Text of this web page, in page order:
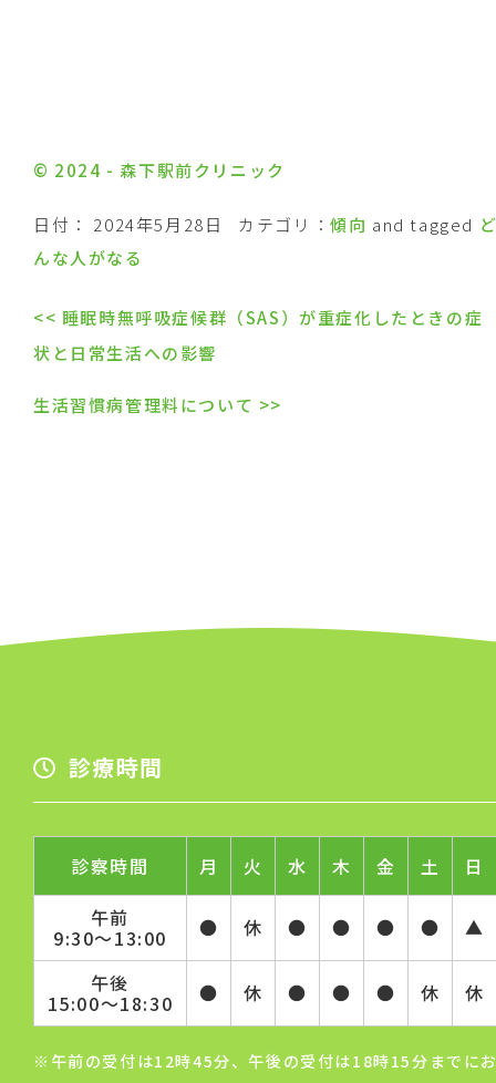
© 2024 - 森下駅前クリニック
日付： 2024年5月28日 カテゴリ：傾向 and tagged
んな人がなる
<< 睡眠時無呼吸症候群（SAS）が重症化したときの症
状と日常生活への影響
生活習慣病管理料について >>
診療時間
診察時間 月 火 水 木 金 土
日
午前
9:30～13:00 ● 休 ● ● ● ● ▲
午後
15:00～18:30 ● 休 ● ● ● 休 休
※午前の受付は12時45分、午後の受付は18時15分までに